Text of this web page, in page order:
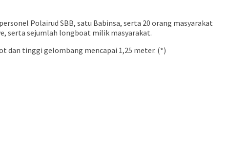
Polairud SBB, satu Babinsa, serta 20 orang masyarakat
serta sejumlah longboat milik masyarakat.
dan tinggi gelombang mencapai 1,25 meter. (*)